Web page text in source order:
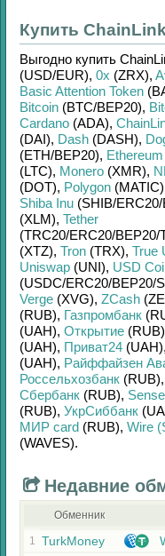
Купить
Выгодно купить
(USD/EUR), 0x (ZRX),
Basic Attention Token
Bitcoin (BTC/BEP20),
Cardano (ADA),
(DAI), Dash (DASH),
(ETH/BEP20),
(LTC), Monero (XMR),
(DOT), Polygon (MATIC)
Shiba Inu (SHIB/ERC20/
(XLM), Tether
(TRC20/ERC20/BEP20/
(XTZ), Tron (TRX), True
Uniswap (UNI), USD
(USDC/ERC20/BEP20/
Verge (XVG), ZCash
(RUB), Газпромбанк
(UAH), Открытие (RUB)
(UAH), Приват24 (UAH),
(UAH), Райффайзен
Россельхозбанк (RUB),
Сбербанк (RUB),
(RUB), УкрСиббанк
МИР card (RUB), Wire
(WAVES).
Недавние
Обменник
1 TurkMoney